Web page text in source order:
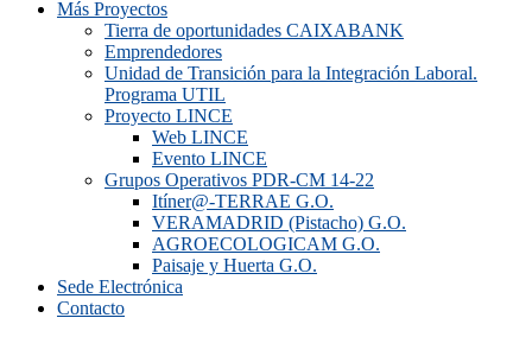
Más Proyectos
Tierra de oportunidades CAIXABANK
Emprendedores
Unidad de Transición para la Integración Laboral.
Programa UTIL
Proyecto LINCE
Web LINCE
Evento LINCE
Grupos Operativos PDR-CM 14-22
Itíner@-TERRAE G.O.
VERAMADRID (Pistacho) G.O.
AGROECOLOGICAM G.O.
Paisaje y Huerta G.O.
Sede Electrónica
Contacto